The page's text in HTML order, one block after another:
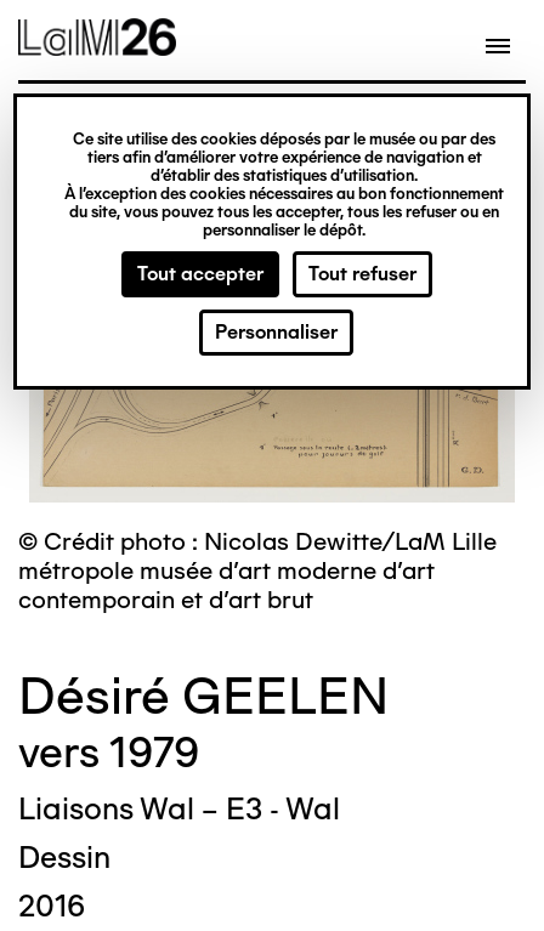
Gestion des cookies
Ce site utilise des cookies déposés par le musée ou par des
tiers afin d’améliorer votre expérience de navigation et
d’établir des statistiques d’utilisation.
À l’exception des cookies nécessaires au bon fonctionnement
du site, vous pouvez tous les accepter, tous les refuser ou en
personnaliser le dépôt.
Tout accepter Tout refuser
Personnaliser
contenu
© Crédit photo : Nicolas Dewitte/LaM Lille
métropole musée d’art moderne d’art
contemporain et d’art brut
Désiré GEELEN
vers 1979
Liaisons Wal – E3 - Wal
Dessin
2016